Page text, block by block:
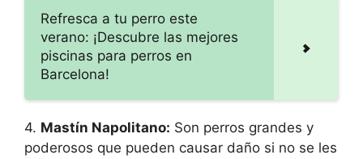
Refresca a tu perro este
verano: ¡Descubre las mejores
piscinas para perros en
Barcelona!
4. Mastín Napolitano: Son perros grandes y
poderosos que pueden causar daño si no se les